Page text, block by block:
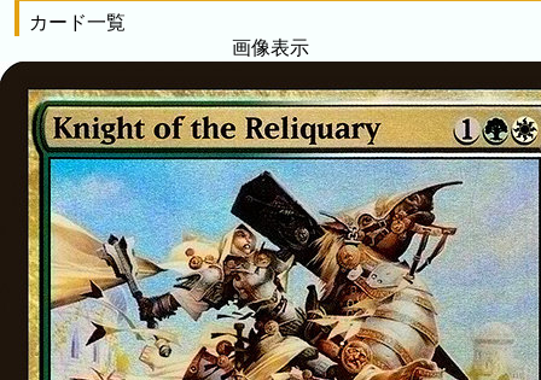
カード一覧
画像表示